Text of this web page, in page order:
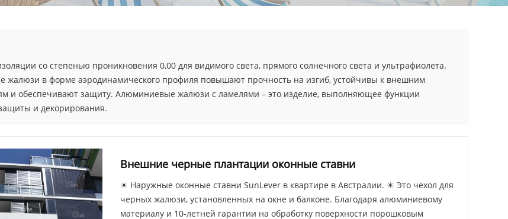
со степенью проникновения 0,00 для видимого света, прямого солнечного света и ультрафиолета.
жалюзи в форме аэродинамического профиля повышают прочность на изгиб, устойчивы к внешним
и обеспечивают защиту. Алюминиевые жалюзи с ламелями – это изделие, выполняющее функции
и декорирования.
Внешние черные плантации оконные ставни
☀ Наружные оконные ставни SunLever в квартире в Австралии. ☀ Это чехол для
черных жалюзи, установленных на окне и балконе. Благодаря алюминиевому
материалу и 10-летней гарантии на обработку поверхности порошковым